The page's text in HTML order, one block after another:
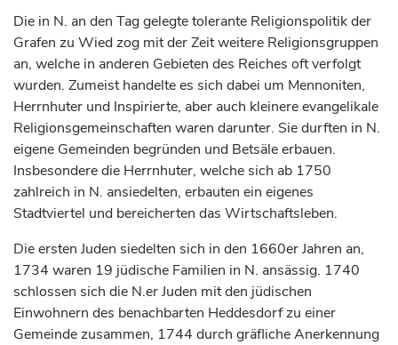
Die in N. an den Tag gelegte tolerante Religionspolitik der
Grafen zu Wied zog mit der Zeit weitere Religionsgruppen
an, welche in anderen Gebieten des Reiches oft verfolgt
wurden. Zumeist handelte es sich dabei um Mennoniten,
Herrnhuter und Inspirierte, aber auch kleinere evangelikale
Religionsgemeinschaften waren darunter. Sie durften in N.
eigene Gemeinden begründen und Betsäle erbauen.
Insbesondere die Herrnhuter, welche sich ab 1750
zahlreich in N. ansiedelten, erbauten ein eigenes
Stadtviertel und bereicherten das Wirtschaftsleben.
Die ersten Juden siedelten sich in den 1660er Jahren an,
1734 waren 19 jüdische Familien in N. ansässig. 1740
schlossen sich die N.er Juden mit den jüdischen
Einwohnern des benachbarten Heddesdorf zu einer
Gemeinde zusammen, 1744 durch gräflicheAnerkennung